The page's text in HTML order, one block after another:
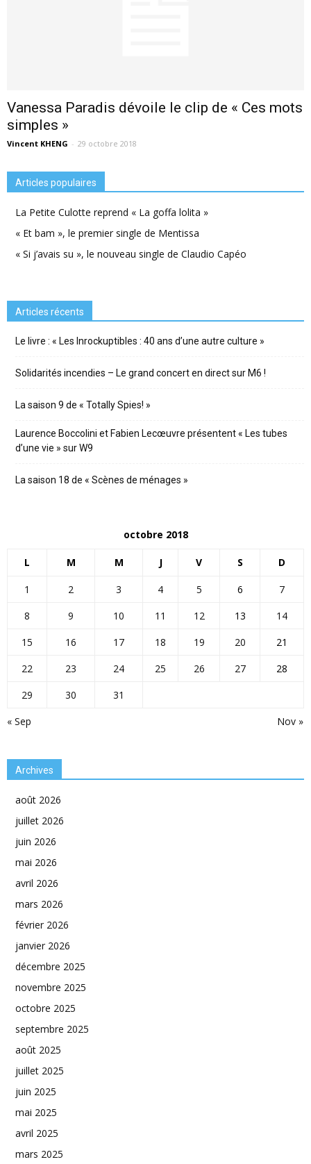
Vanessa Paradis dévoile le clip de « Ces mots
simples »
Vincent KHENG - 29 octobre 2018
Articles populaires
La Petite Culotte reprend « La goffa lolita »
« Et bam », le premier single de Mentissa
« Si j’avais su », le nouveau single de Claudio Capéo
Articles récents
Le livre : « Les Inrockuptibles : 40 ans d’une autre culture »
Solidarités incendies – Le grand concert en direct sur M6 !
La saison 9 de « Totally Spies! »
Laurence Boccolini et Fabien Lecœuvre présentent « Les tubes
d’une vie » sur W9
La saison 18 de « Scènes de ménages »
octobre 2018
L M M J V S D
« Sep Nov »
1 2 3 4 5 6
7
8
9 10 11 12 13
14
15
16 17 18 19 20
21
22
23 24 25 26 27
28
29
30 31
Archives
août 2026
juillet 2026
juin 2026
mai 2026
avril 2026
mars 2026
février 2026
janvier 2026
décembre 2025
novembre 2025
octobre 2025
septembre 2025
août 2025
juillet 2025
juin 2025
mai 2025
avril 2025
mars 2025